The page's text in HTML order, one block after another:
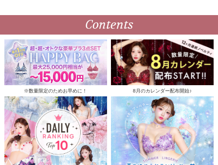
Contents
※数量限定のためお早めに！ 8月のカレンダー配布開始♪